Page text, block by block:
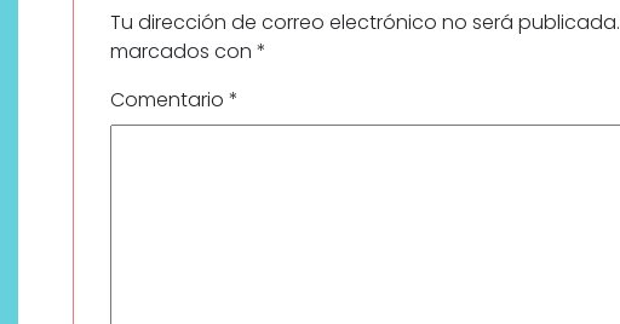
Tu dirección de correo electrónico no será publicada.
marcados con *
Comentario *